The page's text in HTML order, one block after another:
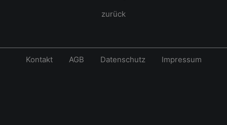
zurück
Kontakt AGB Datenschutz Impressum